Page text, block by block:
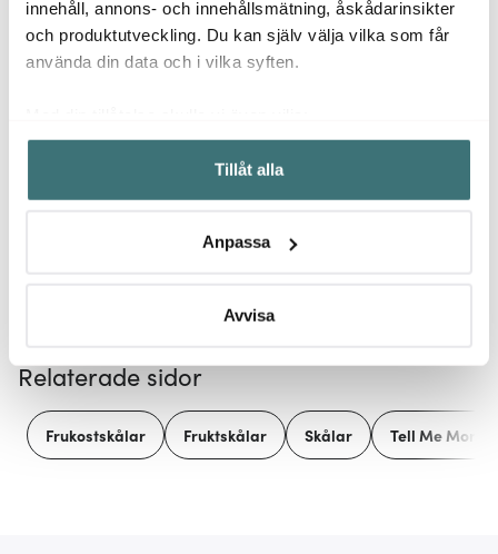
innehåll, annons- och innehållsmätning, åskådarinsikter
och produktutveckling. Du kan själv välja vilka som får
använda din data och i vilka syften.
Samla in information om din geografiska plats som
kan ha en noggrannhet på upp till flera meter
Identifiera din enhet genom att aktivt skanna den för
Ta reda på mer om hur dina personliga uppgifter
Du kan ändra eller dra tillbaka ditt samtycke när som
Vi använder cookies för att innehållet och annonserna
ska anpassas efter det som vi tror att du tycker om. Det
gör också att vi kan analysera vår trafik och göra
Tillåt alla
Anpassa
Avvisa
Nordic Vanilla Äggkopp
6 cm Cream
75 kr
Lyric Ljuslykta Glas
12x14 cm Mörk Brun
299 kr
Låt dig inspireras av våra kunder
Relaterade sidor
Frukostskålar Fruktskålar Skålar Tell Me More